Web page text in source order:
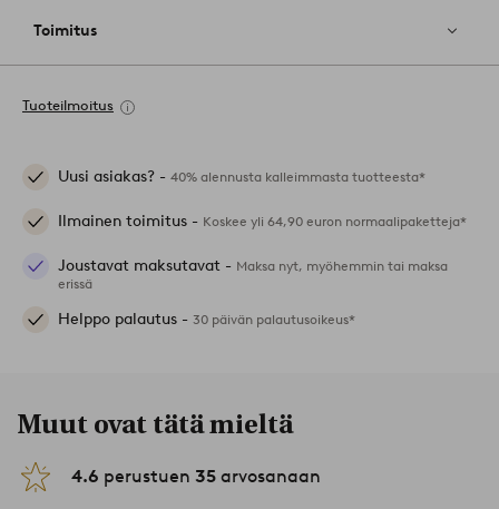
Toimitus
Tuoteilmoitus
Uusi asiakas? - 40% alennusta kalleimmasta tuotteesta*
Ilmainen toimitus - Koskee yli 64,90 euron normaalipaketteja*
Joustavat maksutavat - Maksa nyt, myöhemmin tai maksa
erissä
Helppo palautus - 30 päivän palautusoikeus*
Muut ovat tätä mieltä
4.6 perustuen 35 arvosanaan